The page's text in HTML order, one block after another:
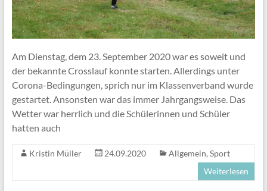
Am Dienstag, dem 23. September 2020 war es soweit und
der bekannte Crosslauf konnte starten. Allerdings unter
Corona-Bedingungen, sprich nur im Klassenverband wurde
gestartet. Ansonsten war das immer Jahrgangsweise. Das
Wetter war herrlich und die Schülerinnen und Schüler
hatten auch
Kristin Müller 24.09.2020 Allgemein, Sport
Weiterlesen